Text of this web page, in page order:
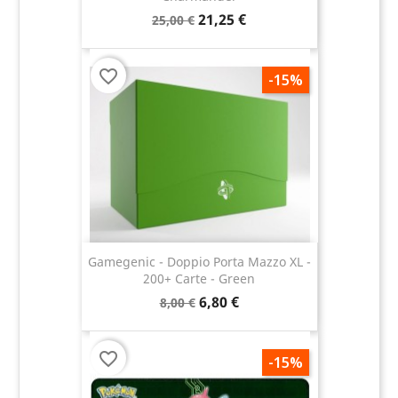
25,00 € 21,25 €
Gamegenic - Doppio Porta Mazzo XL -
200+ Carte - Green
8,00 € 6,80 €
-15%
favorite_border
-15%
favorite_border